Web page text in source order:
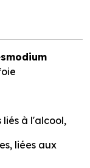
à l'alcool,
liées aux